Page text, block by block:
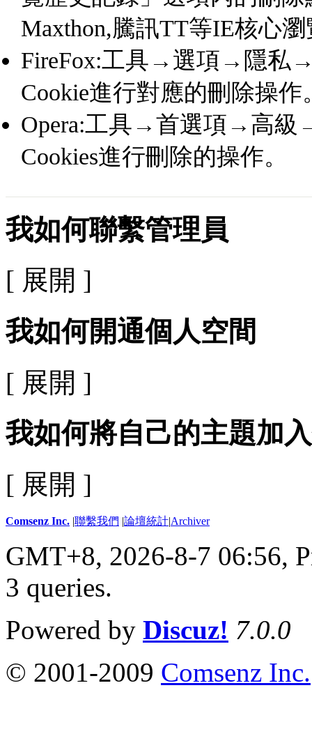
Maxthon,騰訊TT等IE核心
FireFox:工具→選項→隱私
Cookie進行對應的刪除操作
Opera:工具→首選項→高級
Cookies進行刪除的操作。
我如何聯繫管理員
[ 展開 ]
我如何開通個人空間
[ 展開 ]
我如何將自己的主題加
[ 展開 ]
Comsenz Inc. |聯繫我們 |論壇統計|Archiver
GMT+8, 2026-8-7 06:56,
3 queries.
Powered by Discuz! 7.0.0
© 2001-2009 Comsenz Inc.